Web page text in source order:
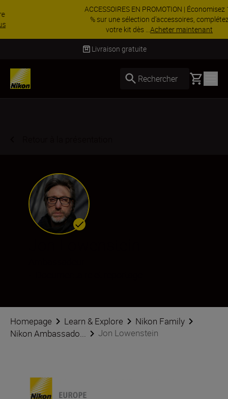
ACCESSOIRES EN PROMOTION | Économisez 15
% sur une sélection d’accessoires, complétez
Acheter maintenant
Livraison sous 4 à 6 jours ouvrés
Rechercher Basket
Homepage Learn & Explore
Nikon Family
Nikon Ambassado...
Jon Lowenstein